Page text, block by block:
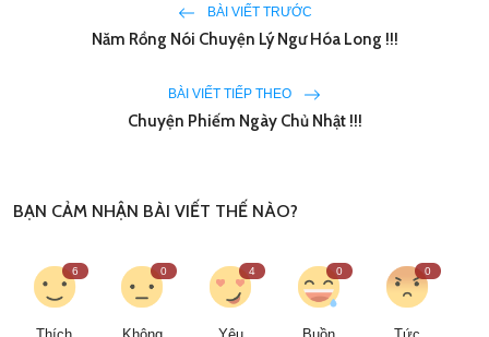
BÀI VIẾT TRƯỚC
Năm Rồng Nói Chuyện Lý Ngư Hóa Long !!!
BÀI VIẾT TIẾP THEO
Chuyện Phiếm Ngày Chủ Nhật !!!
BẠN CẢM NHẬN BÀI VIẾT THẾ NÀO?
6 0 4 0 0